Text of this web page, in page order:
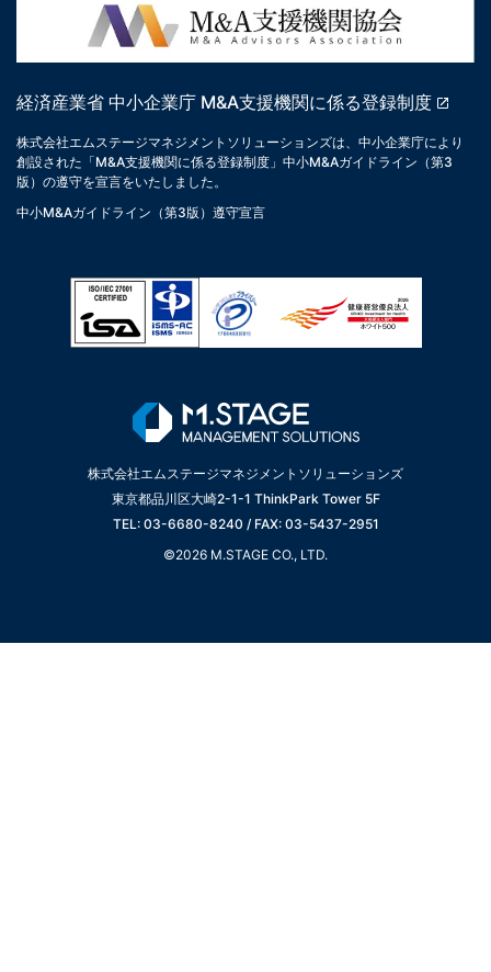
経済産業省 中小企業庁 M&A支援機関に係る登録制度
株式会社エムステージマネジメントソリューションズは、中小企業庁により
創設された「M&A支援機関に係る登録制度」中小M&Aガイドライン（第3
版）の遵守を宣言をいたしました。
中小M&Aガイドライン（第3版）遵守宣言
株式会社エムステージマネジメントソリューションズ
東京都品川区大崎2-1-1 ThinkPark Tower 5F
TEL: 03-6680-8240 / FAX: 03-5437-2951
©2026 M.STAGE CO., LTD.